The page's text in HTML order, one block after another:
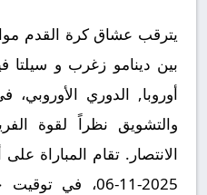
يترقب عشاق كرة القدم
بين دينامو زغرب و
أوروبا, الدوري الأوروبي،
والتشويق نظراً لقوة
الانتصار. تقام المباراة